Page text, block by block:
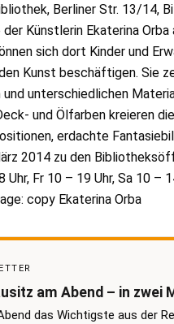
Berliner Str. 13/14,
der Künstlerin Ekaterina
sich dort Kinder und
Kunst beschäftigen. Sie
und unterschiedlichen
und Ölfarben kreieren
erdachte
2014 zu den
Uhr, Fr 10 – 19 Uhr, Sa 10 –
copy Ekaterina Orba
am Abend – in zwei
das Wichtigste aus der